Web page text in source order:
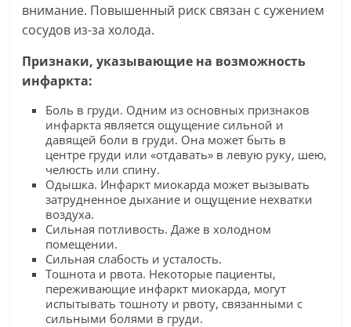
внимание. Повышенный риск связан с сужением
сосудов из-за холода.
Признаки, указывающие на возможность
инфаркта:
Боль в груди. Одним из основных признаков
инфаркта является ощущение сильной и
давящей боли в груди. Она может быть в
центре груди или «отдавать» в левую руку, шею,
челюсть или спину.
Одышка. Инфаркт миокарда может вызывать
затрудненное дыхание и ощущение нехватки
воздуха.
Сильная потливость. Даже в холодном
помещении.
Сильная слабость и усталость.
Тошнота и рвота. Некоторые пациенты,
переживающие инфаркт миокарда, могут
испытывать тошноту и рвоту, связанными с
сильными болями в груди.